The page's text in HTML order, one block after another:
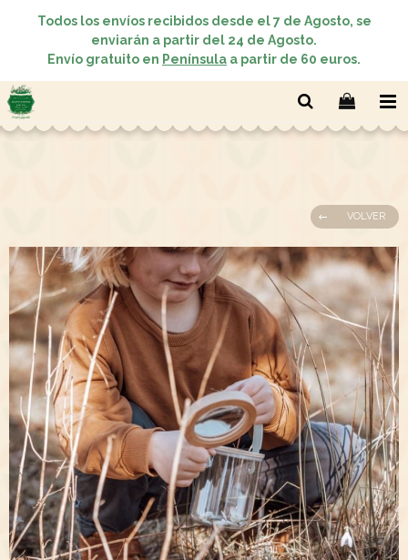
Todos los envíos recibidos desde el 7 de Agosto, se
enviarán a partir del 24 de Agosto.
Envío gratuito en Península a partir de 60 euros.
VOLVER